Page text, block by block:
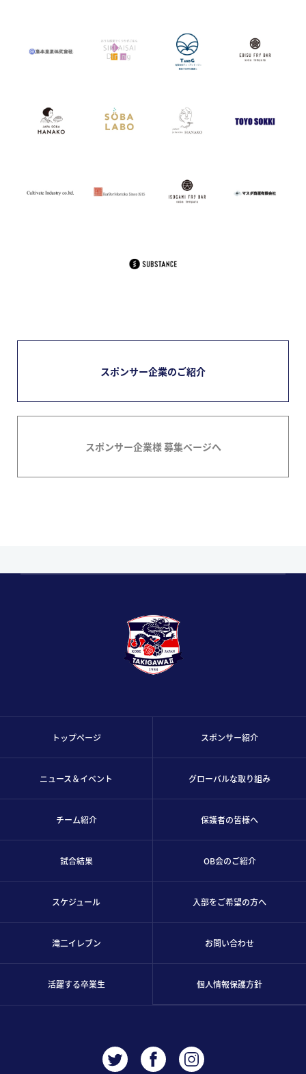
スポンサー企業のご紹介
スポンサー企業様 募集ページへ
トップページ
ニュース＆イベント
チーム紹介
試合結果
スケジュール
滝二イレブン
活躍する卒業生
スポンサー紹介
グローバルな取り組み
保護者の皆様へ
OB会のご紹介
入部をご希望の方へ
お問い合わせ
個人情報保護方針